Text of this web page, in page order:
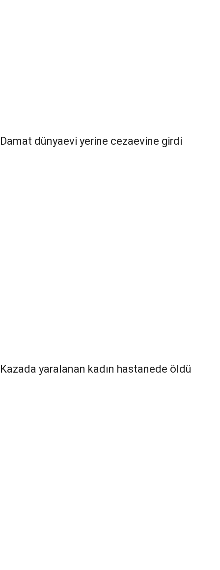
Damat dünyaevi yerine cezaevine girdi
Kazada yaralanan kadın hastanede öldü